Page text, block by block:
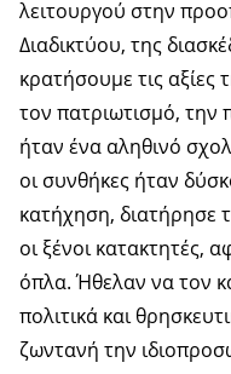
λειτουργού στην
Διαδικτύου, της
κρατήσουμε τις
τον πατριωτισμό, την
ήταν ένα αληθινό
οι συνθήκες ήταν
κατήχηση, διατήρησε
οι ξένοι κατακτητές,
όπλα. Ήθελαν να τον
πολιτικά και
ζωντανή την